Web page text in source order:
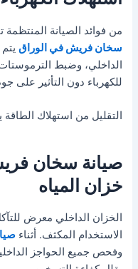
من فوائد الصيانة
سخان فريش في الوراق
الداخلي، وضبط الترموستات
للكهرباء دون التأثير على
التقليل من استهلاك
صيانة سخان
خزان المياه
الخزان الداخلي معرض
الاستخدام المكثف. أثناء
وفحص جميع الحواجز